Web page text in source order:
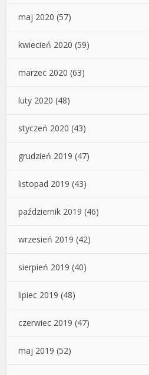
maj 2020 (57)
kwiecień 2020 (59)
marzec 2020 (63)
luty 2020 (48)
styczeń 2020 (43)
grudzień 2019 (47)
listopad 2019 (43)
październik 2019 (46)
wrzesień 2019 (42)
sierpień 2019 (40)
lipiec 2019 (48)
czerwiec 2019 (47)
maj 2019 (52)